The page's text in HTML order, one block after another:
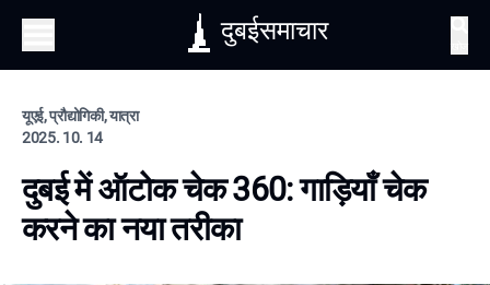
दुबईसमाचार
यूएई, प्रौद्योगिकी, यात्रा
2025. 10. 14
दुबई में ऑटोक चेक 360: गाड़ियाँ चेक
करने का नया तरीका